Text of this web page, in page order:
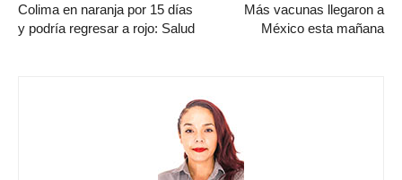
Colima en naranja por 15 días
y podría regresar a rojo: Salud
Más vacunas llegaron a
México esta mañana